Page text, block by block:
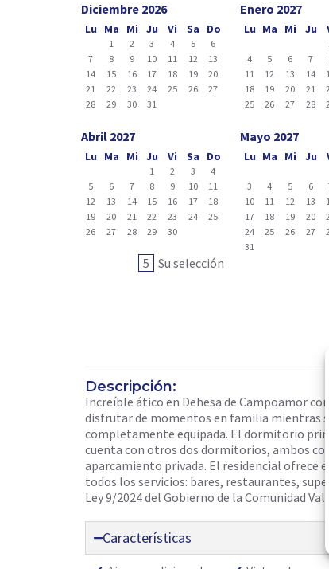
Diciembre 2026
Lu Ma Mi Ju Vi Sa Do
1 2 3 4 5
6
7
8 9 10 11 12
13
14
15 16 17 18 19
20
21
22 23 24 25 26
27
28
29 30 31
Enero 2027
Lu Ma Mi Ju
4
5 6 7
11
12 13 14
18
19 20 21
25
26 27 28
Abril 2027
Lu Ma Mi Ju Vi Sa Do
1 2 3
4
5
6 7 8 9 10
11
12
13 14 15 16 17
18
19
20 21 22 23 24
25
26
27 28 29 30
Mayo 2027
Lu Ma Mi Ju
3
4 5 6
10
11 12 13
17
18 19 20
24
25 26 27
31
5 Su selección
Descripción:
Increíble ático en Dehesa de Campoamor
disfrutar de momentos en familia mientras
completamente equipada. El dormitorio
cuenta con otros dos dormitorios, ambos
aparcamiento privada. El residencial ofrece
todos los servicios: bares, restaurantes,
Ley 9/2024 del Gobierno de la Comunidad
Características